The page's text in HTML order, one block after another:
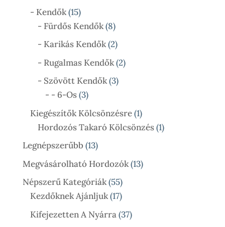
- Kendők 1515
Termék
- Fürdős Kendők 88
Termék
- Karikás Kendők 22
Termék
- Rugalmas Kendők 22
- Szövött Kendők 33
- - 6-Os 33
Termék
Kiegészítők Kölcsönzésre 11
Termék
Hordozós Takaró Kölcsönzés 11
Legnépszerűbb 1313
Termék
Megvásárolható Hordozók 1313
Népszerű Kategóriák 5555
Termék
Kezdőknek Ajánljuk 1717
Termék
Kifejezetten A Nyárra 3737